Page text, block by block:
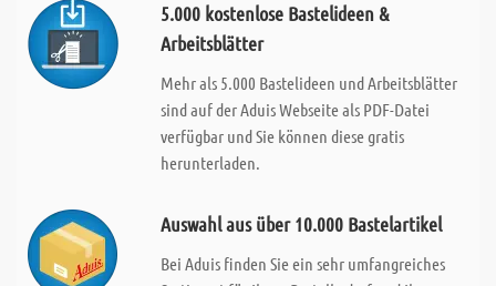
5.000 kostenlose Bastelideen &
Arbeitsblätter
Mehr als 5.000 Bastelideen und Arbeitsblätter
sind auf der Aduis Webseite als PDF-Datei
verfügbar und Sie können diese gratis
herunterladen.
Auswahl aus über 10.000 Bastelartikel
Bei Aduis finden Sie ein sehr umfangreiches